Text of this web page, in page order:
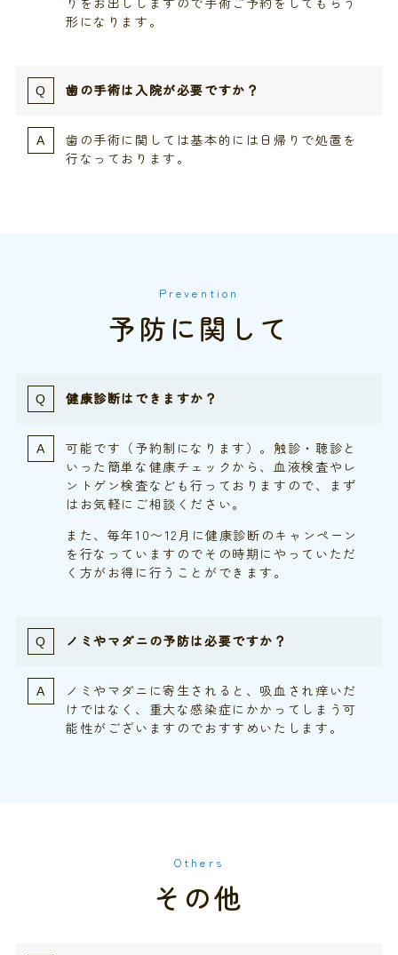
形になります。​
歯の手術は入院が必要ですか？​
歯の手術に関しては基本的には日帰りで処置を
行なっております。​
Prevention
予防に関して
健康診断はできますか？
可能です（予約制になります）。触診・聴診と
いった簡単な健康チェックから、血液検査やレ
ントゲン検査なども行っておりますので、まず
はお気軽にご相談ください。
また、毎年10〜12月に健康診断のキャンペーン
を行なっていますのでその時期にやっていただ
く方がお得に行うことができます。​
ノミやマダニの予防は必要ですか？
ノミやマダニに寄生されると、吸血され痒いだ
けではなく、重大な感染症にかかってしまう可
能性がございますのでおすすめいたします。
Others
その他